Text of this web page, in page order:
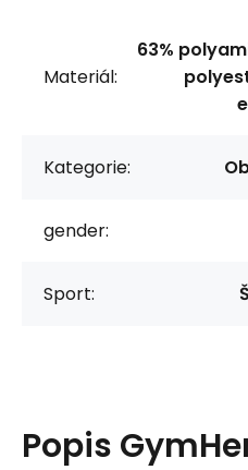
Materiál:
63%
Kategorie:
gender:
Sport:
Popis